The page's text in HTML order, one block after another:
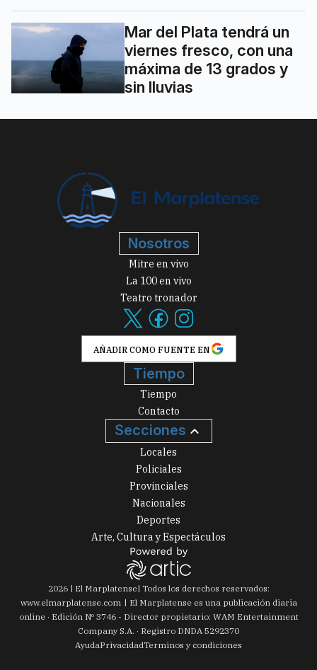
Mar del Plata tendrá un
viernes fresco, con una
máxima de 13 grados y
sin lluvias
Nosotros
Mitre en vivo
La 100 en vivo
Teatro tronador
AÑADIR COMO FUENTE EN
Tiempo
Tiempo
Contacto
Secciones
Locales
Policiales
Provinciales
Nacionales
Deportes
Arte, Cultura y Espectáculos
2026| El Marplatense| Todos los derechos reservados:
www.elmarplatense.com
El Marplatense es una publicación diaria
online · Edición Nº 3746- Director propietario: WAM Entertainment
Company S.A. · Registro DNDA 5292370
AyudaPrivacidadTerminos y condiciones